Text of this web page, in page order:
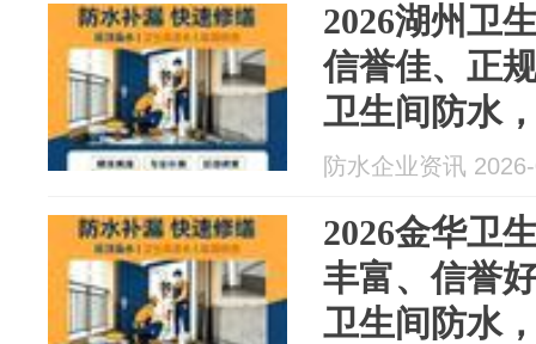
2026湖州卫
信誉佳、正
卫生间防水
水最新资讯
防水企业资讯
2026金华卫
丰富、信誉
卫生间防水